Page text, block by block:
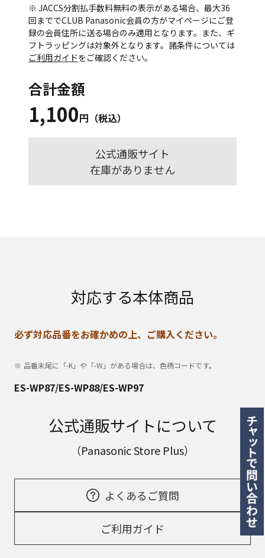
※ JACCS分割払手数料無料の表示がある場合、最大36
回まででCLUB Panasonic会員の方がマイページにご登
録の会員住所に送る場合のみ適用となります。また、ギ
フトラッピングは対象外となります。諸条件については
ご利用ガイドをご確認ください。
合計金額
1,100円（税込）
公式通販サイト
在庫がありません
対応する本体商品
必ず対応品番をお確かめの上、ご購入ください。
品番末尾に「-K」や「-W」がある場合は、色柄コードです。
ES-WP87/ES-WP88/ES-WP97
公式通販サイトについて
（Panasonic Store Plus）
よくあるご質問
ご利用ガイド